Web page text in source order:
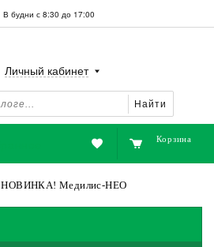
В будни с 8:30 до 17:00
Найти
Личный кабинет
Корзина
НОВИНКА! Медилис-НЕО